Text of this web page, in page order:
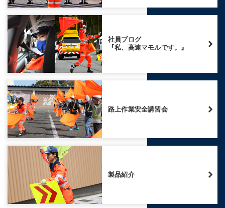
社員ブログ
『私、高速マモルです。』
路上作業安全講習会
製品紹介